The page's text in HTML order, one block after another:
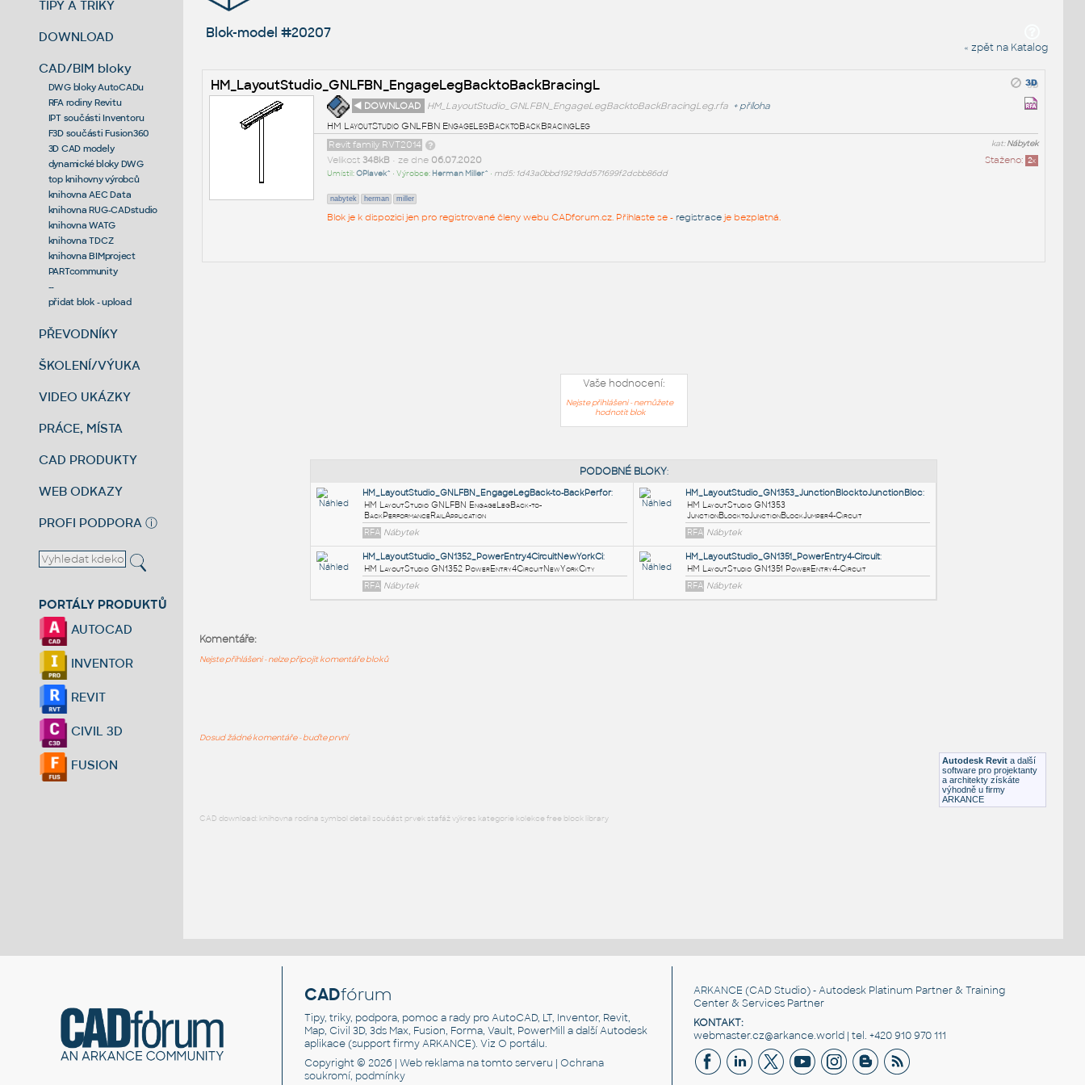
TIPY A TRIKY
DOWNLOAD
CAD/BIM bloky
DWG bloky AutoCADu
RFA rodiny Revitu
IPT součásti Inventoru
F3D součásti Fusion360
3D CAD modely
dynamické bloky DWG
top knihovny výrobců
knihovna AEC Data
knihovna RUG-CADstudio
knihovna WATG
knihovna TDCZ
knihovna BIMproject
PARTcommunity
--
přidat blok - upload
PŘEVODNÍKY
ŠKOLENÍ/VÝUKA
VIDEO UKÁZKY
PRÁCE, MÍSTA
CAD PRODUKTY
WEB ODKAZY
PROFI PODPORA ⓘ
PORTÁLY PRODUKTŮ
AUTOCAD
INVENTOR
REVIT
CIVIL 3D
FUSION
Blok-model #20207
« zpět na Katalog
HM_LayoutStudio_GNLFBN_EngageLegBacktoBackBracingL
◄ DOWNLOAD HM_LayoutStudio_GNLFBN_EngageLegBacktoBackBracingLeg.rfa + příloha
HM LayoutStudio GNLFBN EngageLegBacktoBackBracingLeg
kat:Nábytek
Revit family RVT2014
Staženo: 2x
Velikost 348kB• ze dne 06.07.2020
Umístil:OPlavek^ • Výrobce: Herman Miller^ • md5: 1d43a0bbd19219dd571699f2dcbb86dd
nabytek herman miller
Blok je k dispozici jen pro registrované členy webu CADforum.cz. Přihlaste se - registraceje bezplatná.
Vaše hodnocení:
Nejste přihlášeni - nemůžete
hodnotit blok
Autodesk Revit a další
software pro projektanty
a architekty získáte
výhodně u firmy
ARKANCE
Komentáře:
Nejste přihlášeni - nelze připojit komentáře bloků
Dosud žádné komentáře - buďte první
CAD download: knihovna rodina symbol detail součást prvek stafáž výkres kategorie kolekce free block library
CADfórum
Tipy, triky, podpora, pomoc a rady pro AutoCAD, LT, Inventor, Revit,
Map, Civil 3D, 3ds Max, Fusion, Forma, Vault, PowerMill a další Autodesk
aplikace (support firmy ARKANCE). VizO portálu.
Copyright © 2026 |Web reklama na tomto serveru |Ochrana
soukromí, podmínky
ARKANCE (CAD Studio) - Autodesk Platinum Partner & Training
Center & Services Partner
KONTAKT:
webmaster.cz@arkance.world | tel. +420 910 970 111